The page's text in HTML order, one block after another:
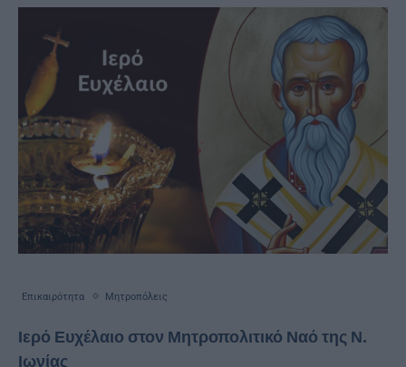
Επικαιρότητα Μητροπόλεις
Ιερό Ευχέλαιο στον Μητροπολιτικό Ναό της Ν.
Ιωνίας